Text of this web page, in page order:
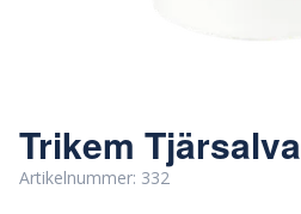
Trikem Tjärsalva
Artikelnummer: 332